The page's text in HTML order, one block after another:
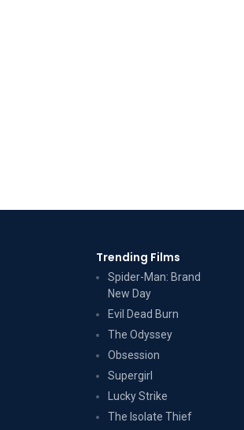
Trending Films
Spider-Man: Brand
New Day
Evil Dead Burn
The Odyssey
Obsession
Supergirl
Lucky Strike
The Isolate Thief